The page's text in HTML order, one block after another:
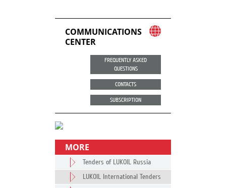
COMMUNICATIONS
CENTER
FREQUENTLY ASKED
QUESTIONS
CONTACTS
SUBSCRIPTION
MORE
Tenders of LUKOIL Russia
LUKOIL International Tenders